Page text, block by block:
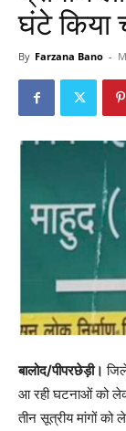
घंटे किया
By Farzana Bano -
बालोद/पीपरछेड़ी।
आ रही घटनाओं को
तीन सूत्रीय मांगों को